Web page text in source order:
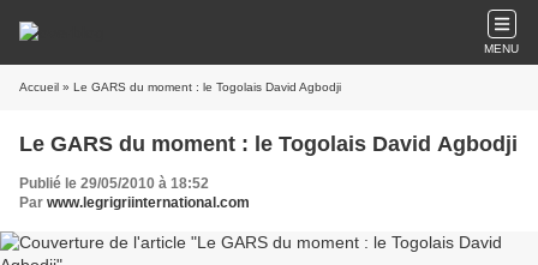
MENU
Accueil » Le GARS du moment : le Togolais David Agbodji
Le GARS du moment : le Togolais David Agbodji
Publié le 29/05/2010 à 18:52
Par www.legrigriinternational.com